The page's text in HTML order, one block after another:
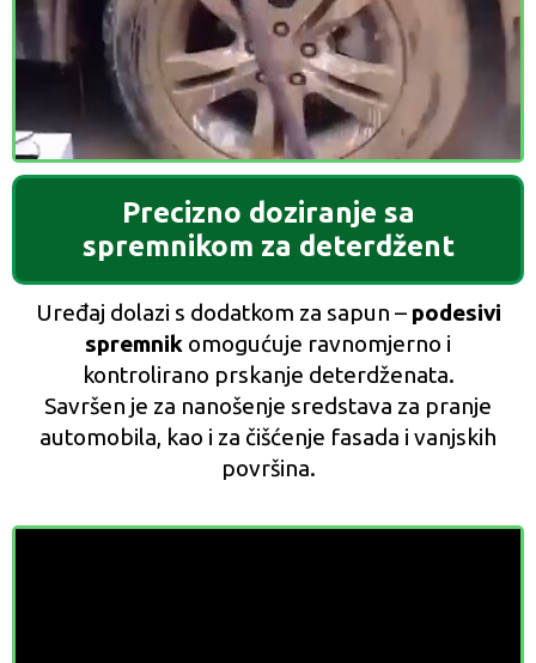
Precizno doziranje sa
spremnikom za deterdžent
Uređaj dolazi s dodatkom za sapun – podesivi
spremnik omogućuje ravnomjerno i
kontrolirano prskanje deterdženata.
Savršen je za nanošenje sredstava za pranje
automobila, kao i za čišćenje fasada i vanjskih
površina.